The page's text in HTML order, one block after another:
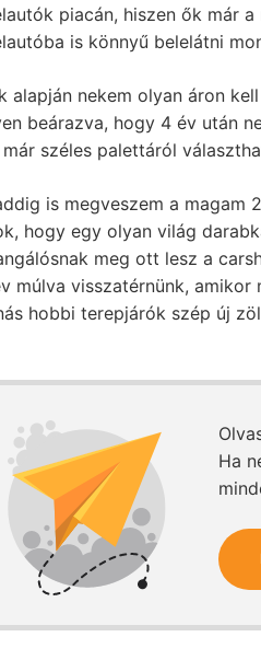
piacán, hiszen ők már
is könnyű belelátni
alapján nekem olyan áron
beárazva, hogy 4 év után
már széles palettáról
is megveszem a
hogy egy olyan világ
meg ott lesz a
múlva visszatérnünk,
hobbi terepjárók szép új
Ha